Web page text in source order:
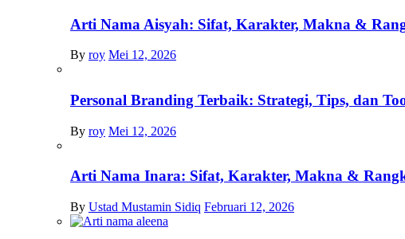
Arti Nama Aisyah: Sifat, Karakter, Makna &
By roy Mei 12, 2026
Personal Branding Terbaik: Strategi, Tips, dan
By roy Mei 12, 2026
Arti Nama Inara: Sifat, Karakter, Makna &
By Ustad Mustamin Sidiq Februari 12, 2026